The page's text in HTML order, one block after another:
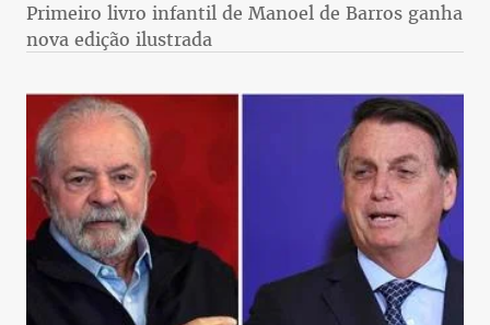
Primeiro livro infantil de Manoel de Barros ganha
nova edição ilustrada